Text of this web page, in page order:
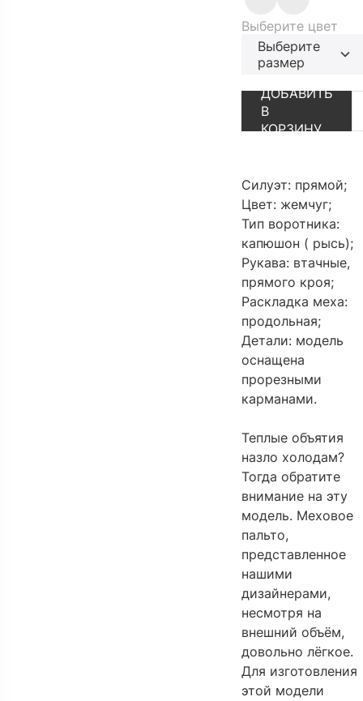
ПЕРЕЙТИ В
Выберите цвет
Выберите
размер
ДОБАВИТЬ
В
КОРЗИНУ
Силуэт: прямой;
Цвет: жемчуг;
Тип воротника:
капюшон ( рысь);
Рукава: втачные,
прямого кроя;
Раскладка меха:
продольная;
Детали: модель
оснащена
прорезными
карманами.
Теплые объятия
назло холодам?
Тогда обратите
внимание на эту
модель. Меховое
пальто,
представленное
нашими
дизайнерами,
несмотря на
внешний объём,
довольно лёгкое.
Для изготовления
этой модели